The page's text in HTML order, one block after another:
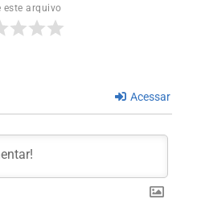
este arquivo
Acessar